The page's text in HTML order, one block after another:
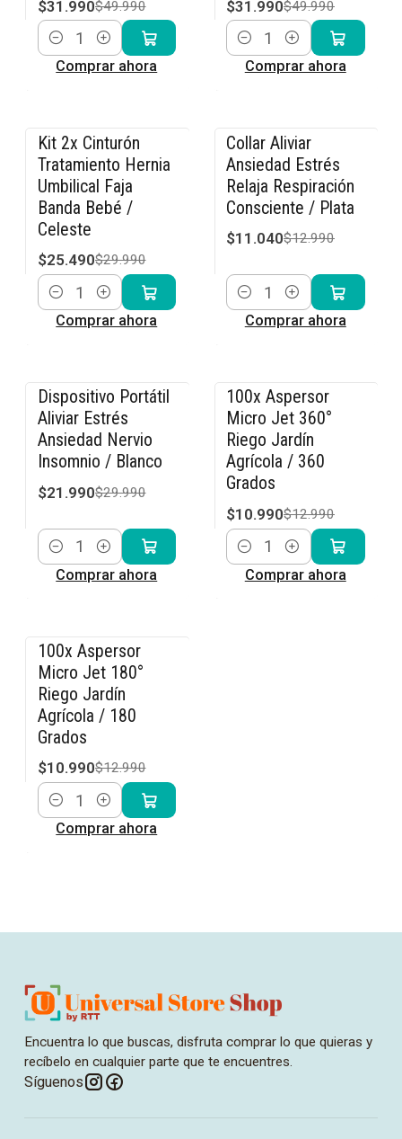
$31.990$49.990
Cantidad
Comprar ahora
$31.990$49.990
Cantidad
Comprar ahora
-15% OFF
Kit 2x Cinturón
Tratamiento Hernia
Umbilical Faja
Banda Bebé /
Celeste
$25.490$29.990
Cantidad
Comprar ahora
-15% OFF
Collar Aliviar
Ansiedad Estrés
Relaja Respiración
Consciente / Plata
$11.040$12.990
Cantidad
Comprar ahora
-27% OFF
Dispositivo Portátil
Aliviar Estrés
Ansiedad Nervio
Insomnio / Blanco
$21.990$29.990
Cantidad
Comprar ahora
-15% OFF
100x Aspersor
Micro Jet 360°
Riego Jardín
Agrícola / 360
Grados
$10.990$12.990
Cantidad
Comprar ahora
-15% OFF
100x Aspersor
Micro Jet 180°
Riego Jardín
Agrícola / 180
Grados
$10.990$12.990
Cantidad
Comprar ahora
Encuentra lo que buscas, disfruta comprar lo que quieras y
recíbelo en cualquier parte que te encuentres.
Síguenos